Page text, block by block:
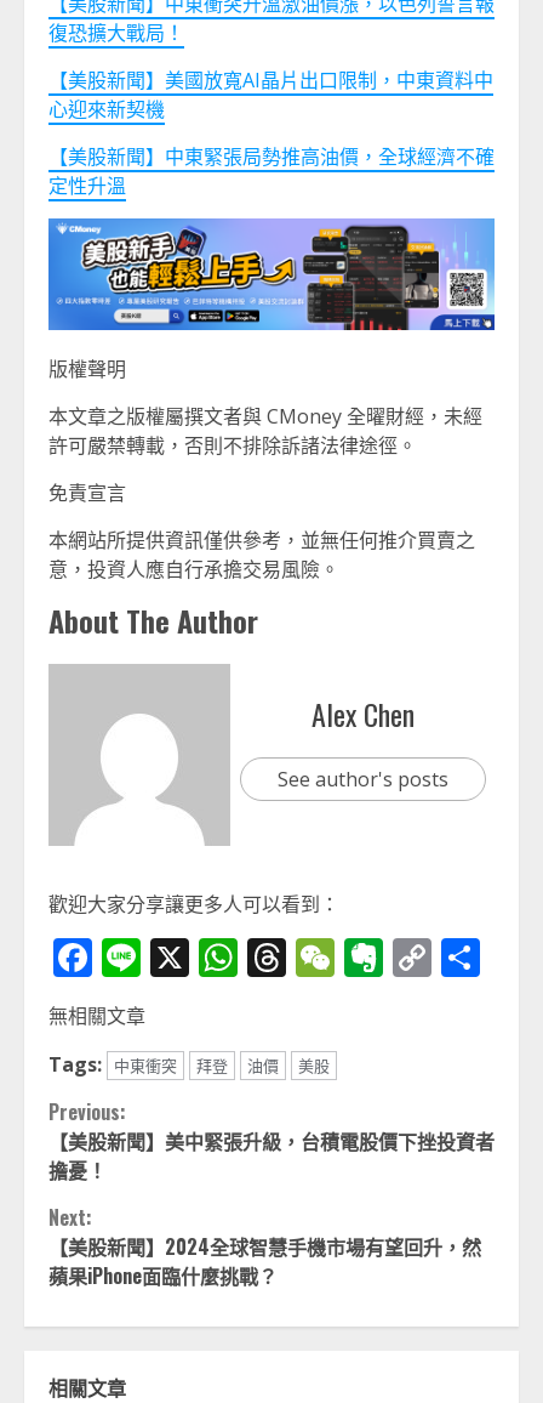
復恐擴大戰局！
【美股新聞】美國放寬AI晶片出口限制，中東資料中
心迎來新契機
【美股新聞】中東緊張局勢推高油價，全球經濟不確
定性升溫
版權聲明
本文章之版權屬撰文者與 CMoney 全曜財經，未經
許可嚴禁轉載，否則不排除訴諸法律途徑。
免責宣言
本網站所提供資訊僅供參考，並無任何推介買賣之
意，投資人應自行承擔交易風險。
About The Author
Alex Chen
See author's posts
歡迎大家分享讓更多人可以看到：
Facebook
Line
X WhatsApp
Threads
WeChat
Evernote
Copy
無相關文章
Tags:
中東衝突 拜登 油價 美股
Continue
Reading
Previous:
【美股新聞】美中緊張升級，台積電股價下挫投資者
擔憂！
Next:
【美股新聞】2024全球智慧手機市場有望回升，然
蘋果iPhone面臨什麼挑戰？
相關文章